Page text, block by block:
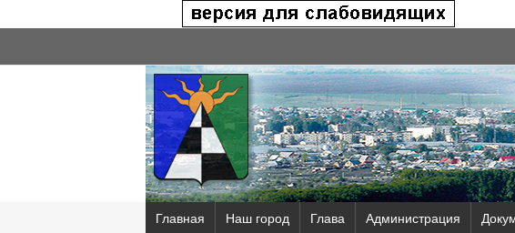
Главная Наш город Глава Администрация